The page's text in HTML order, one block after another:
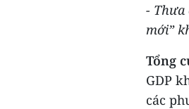
- Thưa
mới”
Tổng
GDP
các